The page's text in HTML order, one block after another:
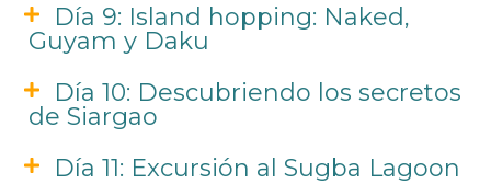
Día 9: Island hopping: Naked,
Guyam y Daku
Día 10: Descubriendo los secretos
de Siargao
Día 11: Excursión al Sugba Lagoon